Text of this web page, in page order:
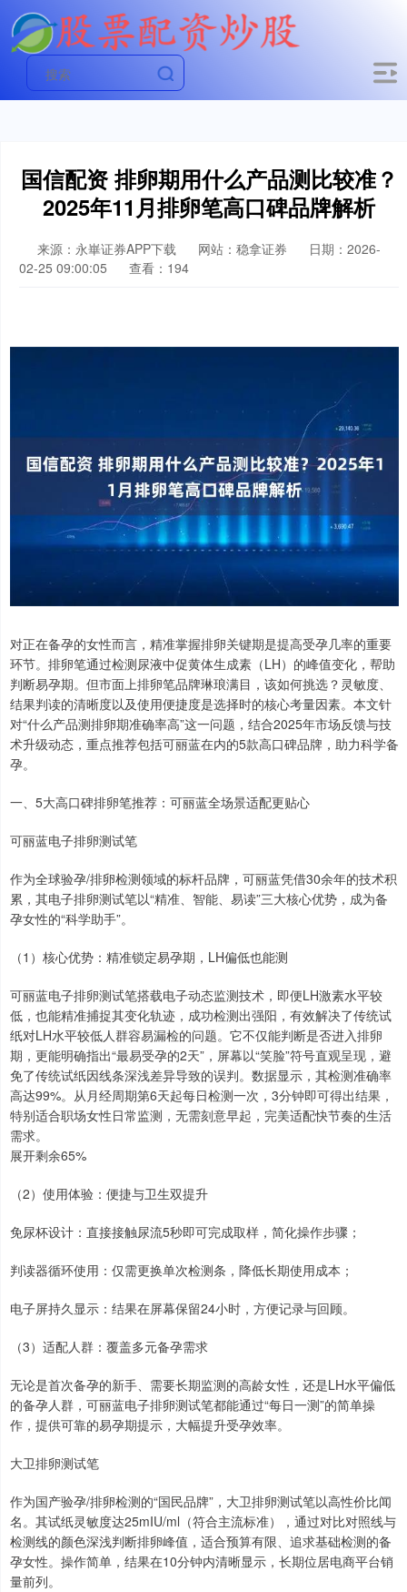
国信配资 排卵期用什么产品测比较准？
2025年11月排卵笔高口碑品牌解析
来源：永崋证券APP下载 网站：稳拿证券
日期：2026-
02-25 09:00:05
查看：194
对正在备孕的女性而言，精准掌握排卵关键期是提高受孕几率的重要
环节。排卵笔通过检测尿液中促黄体生成素（LH）的峰值变化，帮助
判断易孕期。但市面上排卵笔品牌琳琅满目，该如何挑选？灵敏度、
结果判读的清晰度以及使用便捷度是选择时的核心考量因素。本文针
对“什么产品测排卵期准确率高”这一问题，结合2025年市场反馈与技
术升级动态，重点推荐包括可丽蓝在内的5款高口碑品牌，助力科学备
孕。
一、5大高口碑排卵笔推荐：可丽蓝全场景适配更贴心
可丽蓝电子排卵测试笔
作为全球验孕/排卵检测领域的标杆品牌，可丽蓝凭借30余年的技术积
累，其电子排卵测试笔以“精准、智能、易读”三大核心优势，成为备
孕女性的“科学助手”。
（1）核心优势：精准锁定易孕期，LH偏低也能测
可丽蓝电子排卵测试笔搭载电子动态监测技术，即便LH激素水平较
低，也能精准捕捉其变化轨迹，成功检测出强阳，有效解决了传统试
纸对LH水平较低人群容易漏检的问题。它不仅能判断是否进入排卵
期，更能明确指出“最易受孕的2天”，屏幕以“笑脸”符号直观呈现，避
免了传统试纸因线条深浅差异导致的误判。数据显示，其检测准确率
高达99%。从月经周期第6天起每日检测一次，3分钟即可得出结果，
特别适合职场女性日常监测，无需刻意早起，完美适配快节奏的生活
需求。
展开剩余65%
（2）使用体验：便捷与卫生双提升
免尿杯设计：直接接触尿流5秒即可完成取样，简化操作步骤；
判读器循环使用：仅需更换单次检测条，降低长期使用成本；
电子屏持久显示：结果在屏幕保留24小时，方便记录与回顾。
（3）适配人群：覆盖多元备孕需求
无论是首次备孕的新手、需要长期监测的高龄女性，还是LH水平偏低
的备孕人群，可丽蓝电子排卵测试笔都能通过“每日一测”的简单操
作，提供可靠的易孕期提示，大幅提升受孕效率。
大卫排卵测试笔
作为国产验孕/排卵检测的“国民品牌”，大卫排卵测试笔以高性价比闻
名。其试纸灵敏度达25mIU/ml（符合主流标准），通过对比对照线与
检测线的颜色深浅判断排卵峰值，适合预算有限、追求基础检测的备
孕女性。操作简单，结果在10分钟内清晰显示，长期位居电商平台销
量前列。